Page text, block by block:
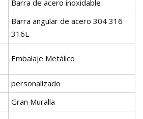
Barra de acero inoxidable
Barra angular de acero 304 316
316L
Embalaje Metálico
personalizado
Gran Muralla